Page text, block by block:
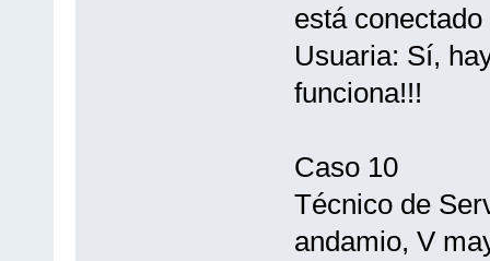
está
Usuaria: Sí,
funciona!!!
Caso 10
Técnico de
andamio, V